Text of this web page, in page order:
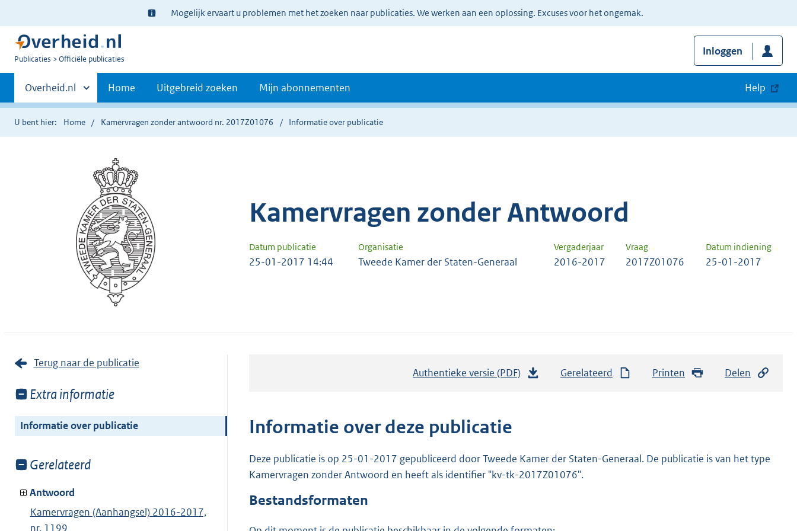
Ter
informatie:
Mogelijk ervaart u problemen met het zoeken naar publicaties. We werken aan een oplossing. Excuses voor het ongemak.
U
Publicaties Officiële publicaties
Inloggen
Primaire
navigatie
Andere
sites
binnen
Overheid.nl Home Uitgebreid zoeken Mijn abonnementen Help
U bent hier: Home Kamervragen zonder antwoord nr. 2017Z01076 Informatie over publicatie
Kamervragen zonder Antwoord
Datum publicatie Organisatie Vergaderjaar Vraag Datum indiening
25-01-2017 14:44 Tweede Kamer der Staten-Generaal 2016-2017 2017Z01076 25-01-2017
Terug naar de publicatie
Toon
van:
Extra informatie
Informatie over publicatie
Toon
van:
Gerelateerd
Antwoord
Kamervragen (Aanhangsel) 2016-2017,
nr. 1199
Authentieke versie (PDF)
n
d
Gerelateerd Printen Delen
Informatie over deze publicatie
Deze publicatie is op 25-01-2017 gepubliceerd door Tweede Kamer der Staten-Generaal. De publicatie is van het type
Kamervragen zonder Antwoord en heeft als identifier "kv-tk-2017Z01076".
Bestandsformaten